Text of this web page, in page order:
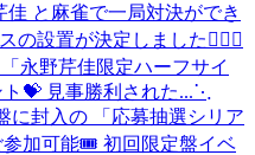
と麻雀で一局対決ができ
設置が決定しました✊🏻🎯
永野芹佳限定ハーフサイ
💝 見事勝利された...⋱
封入の 「応募抽選シリア
参加可能🎟️ 初回限定盤イベ